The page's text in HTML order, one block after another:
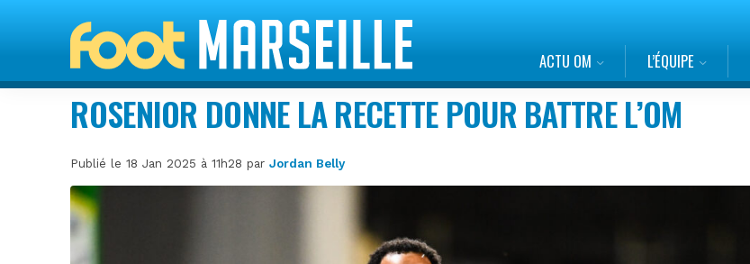
ACTU OM L’ÉQUIPE
ROSENIOR DONNE LA RECETTE POUR BATTRE L’OM
Publié le 18 Jan 2025 à 11h28 parJordan Belly